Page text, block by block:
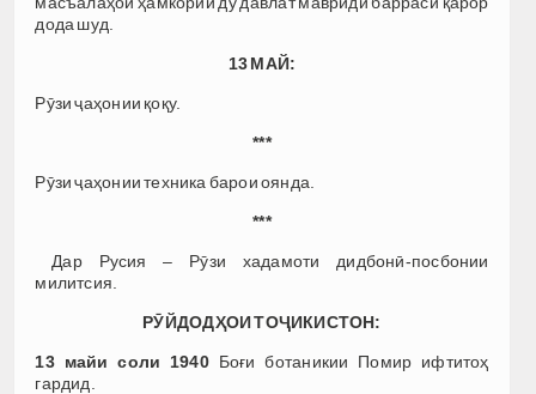
дода шуд.
13 МАЙ:
Рӯзи ҷаҳонии қоқу.
***
Рӯзи ҷаҳонии техника барои оянда.
***
Дар Русия – Рӯзи хадамоти дидбонӣ-посбонии
милитсия.
РӮЙДОДҲОИ ТОҶИКИСТОН:
13 майи соли 1940Боғи ботаникии Помир ифтитоҳ
гардид.